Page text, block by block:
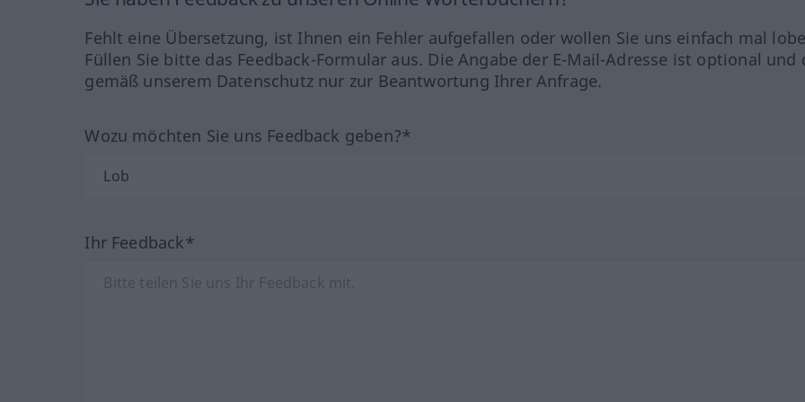
Fehlt eine Übersetzung, ist Ihnen ein Fehler aufgefallen oder wollen Sie uns einfach mal
Füllen Sie bitte das Feedback-Formular aus. Die Angabe der E-Mail-Adresse ist optional und
gemäß unserem Datenschutz nur zur Beantwortung Ihrer Anfrage.
Wozu möchten Sie uns Feedback geben?*
Ihr Feedback*